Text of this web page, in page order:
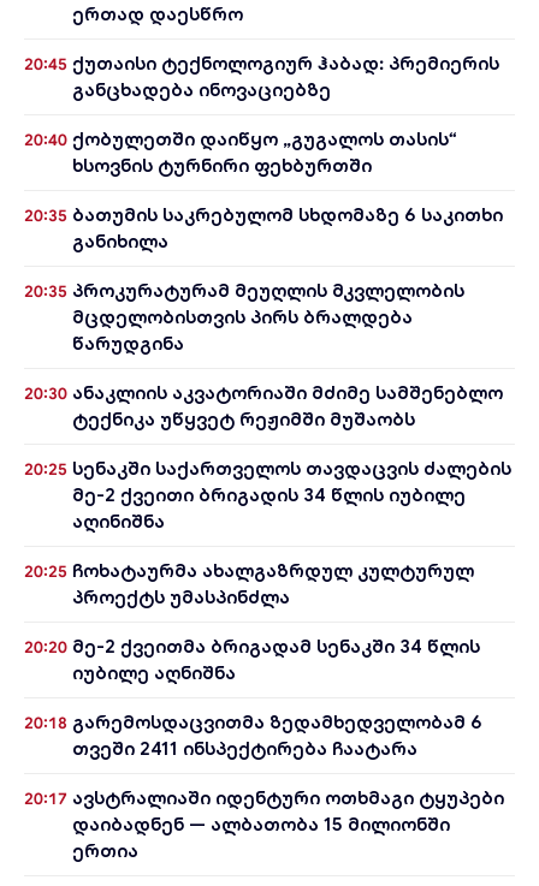
ერთად დაესწრო
20:45 ქუთაისი ტექნოლოგიურ ჰაბად: პრემიერის
განცხადება ინოვაციებზე
20:40 ქობულეთში დაიწყო „გუგალოს თასის“
ხსოვნის ტურნირი ფეხბურთში
20:35 ბათუმის საკრებულომ სხდომაზე 6 საკითხი
განიხილა
20:35 პროკურატურამ მეუღლის მკვლელობის
მცდელობისთვის პირს ბრალდება
წარუდგინა
20:30 ანაკლიის აკვატორიაში მძიმე სამშენებლო
ტექნიკა უწყვეტ რეჟიმში მუშაობს
20:25 სენაკში საქართველოს თავდაცვის ძალების
მე-2 ქვეითი ბრიგადის 34 წლის იუბილე
აღინიშნა
20:25 ჩოხატაურმა ახალგაზრდულ კულტურულ
პროექტს უმასპინძლა
20:20 მე-2 ქვეითმა ბრიგადამ სენაკში 34 წლის
იუბილე აღნიშნა
20:18 გარემოსდაცვითმა ზედამხედველობამ 6
თვეში 2411 ინსპექტირება ჩაატარა
20:17 ავსტრალიაში იდენტური ოთხმაგი ტყუპები
დაიბადნენ — ალბათობა 15 მილიონში
ერთია